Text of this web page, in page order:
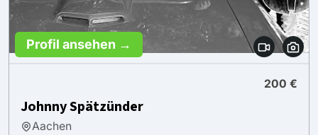
Profil ansehen →
200 €
Johnny Spätzünder
Aachen